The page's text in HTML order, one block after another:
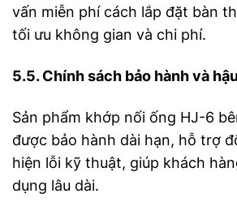
vấn miễn phí cách lắp đặt bàn
tối ưu không gian và chi phí.
5.5. Chính sách bảo hành và
Sản phẩm khớp nối ống HJ-6
được bảo hành dài hạn, hỗ trợ
hiện lỗi kỹ thuật, giúp khách
dụng lâu dài.